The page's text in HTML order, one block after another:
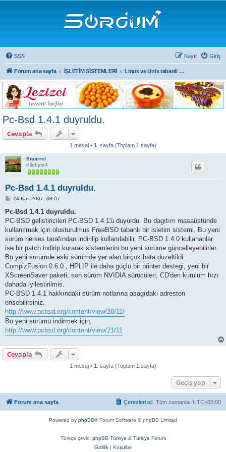
SSS Giriş
Kayıt
Forum ana sayfa İŞLETİM SİSTEMLERİ Linux ve Unix tabanli isletim sistemleri
Pc-Bsd 1.4.1 duyruldu.
Cevapla
1 mesaj • 1 . sayfa (Toplam 1 sayfa)
Squirrel
Kilobyte4
Pc-Bsd 1.4.1 duyruldu.
M
s
j
24 Kas 2007, 08:07
Pc-Bsd 1.4.1 duyruldu.
PC-BSD gelistiricileri PC-BSD 1.4.1'ü duyurdu. Bu dagıtım masaüstünde
kullanılmak için olusturulmus FreeBSD tabanlı bir isletim sistemi. Bu yeni
sürüm herkes tarafından indirilip kullanılabilir. PC-BSD 1.4.0 kullananlar
ise bir patch indirip kurarak sistemlerini bu yeni sürüme güncelleyebilirler.
Bu yeni sürümde eski sürümde yer alan birçok hata düzeltildi.
CompizFusion 0.6.0 , HPLIP ile daha güçlü bir printer destegi, yeni bir
XScreenSaver paketi, son sürüm NVIDIA sürücüleri, CD'den kurulum hızı
dahada iyilestirilmis.
PC-BSD 1.4.1 hakkındaki sürüm notlarına asagıdaki adresten
erisebilirsiniz.
http://www.pcbsd.org/content/view/28/11/
Bu yeni sürümü indirmek için,
http://www.pcbsd.org/content/view/21/11
Cevapla
1 mesaj • 1 . sayfa (Toplam 1 sayfa)
Geçiş yap
Forum ana sayfa Tüm zamanlar UTC+03:00
Çerezleri sil
Powered by phpBB® Forum Software © phpBB Limited
Türkçe çeviri: phpBB Türkiye & Türkiye Forum
Gizlilik | Koşullar